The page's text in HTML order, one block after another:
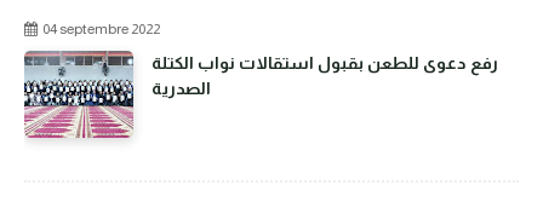
04 septembre 2022
رفع دعوى للطعن بقبول استقالات نواب الكتلة
الصدرية